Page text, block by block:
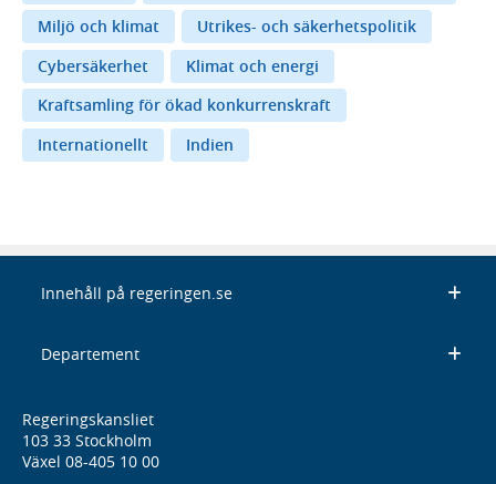
Miljö och klimat
Utrikes- och säkerhetspolitik
Cybersäkerhet
Klimat och energi
Kraftsamling för ökad konkurrenskraft
Internationellt
Indien
Innehåll på regeringen.se
Departement
Regeringskansliet
103 33 Stockholm
Växel 08-405 10 00